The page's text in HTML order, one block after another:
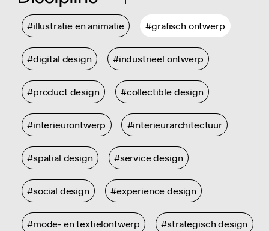
#illustratie en animatie #grafisch ontwerp
#digital design #industrieel ontwerp
#product design #collectible design
#interieurontwerp #interieurarchitectuur
#spatial design #service design
#social design #experience design
#mode- en textielontwerp #strategisch design